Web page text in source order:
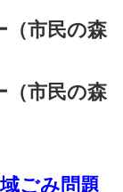
市民の森
市民の森
み問題